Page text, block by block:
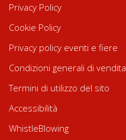
Privacy Policy
Cookie Policy
Privacy policy eventi e fiere
Condizioni generali di vendita
Termini di utilizzo del sito
Accessibilità
WhistleBlowing